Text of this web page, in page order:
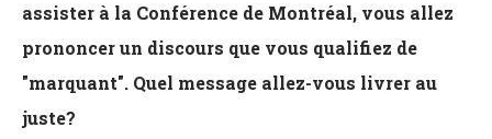
assister à la Conférence de Montréal, vous allez
prononcer un discours que vous qualifiez de
"marquant". Quel message allez-vous livrer au
juste?